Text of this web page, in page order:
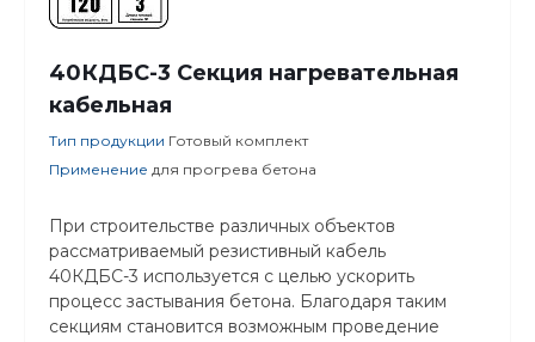
40КДБС-3 Секция нагревательная
кабельная
Тип продукции Готовый комплект
Применение для прогрева бетона
При строительстве различных объектов
рассматриваемый резистивный кабель
40КДБС-3 используется с целью ускорить
процесс застывания бетона. Благодаря таким
секциям становится возможным проведение